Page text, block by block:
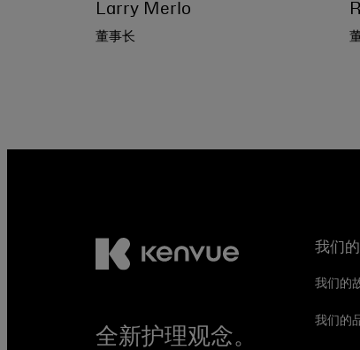
Larry Merlo
董事长
全新护理观念。
我们
我们的
我们的